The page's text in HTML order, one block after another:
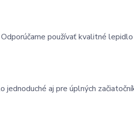
používať kvalitné
aj pre úplných